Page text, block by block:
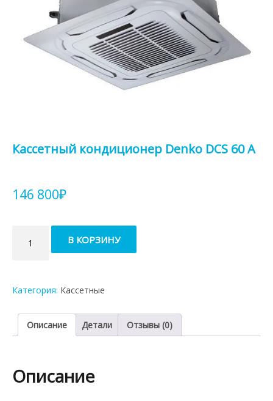
Кассетный кондиционер Denko DCS 60 A
146 800₽
товара
DCS
В КОРЗИНУ
Категория: Касcетные
Описание Детали Отзывы (0)
Описание